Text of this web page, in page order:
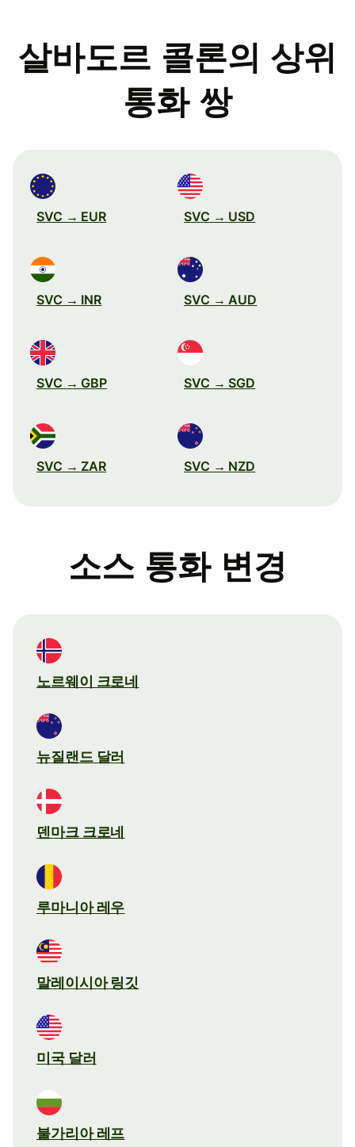
살바도르 콜론의 상위
통화 쌍
SVC → EUR SVC → USD
SVC → INR SVC → AUD
SVC → GBP SVC → SGD
SVC → ZAR SVC → NZD
소스 통화 변경
노르웨이 크로네
뉴질랜드 달러
덴마크 크로네
루마니아 레우
말레이시아 링깃
미국 달러
불가리아 레프